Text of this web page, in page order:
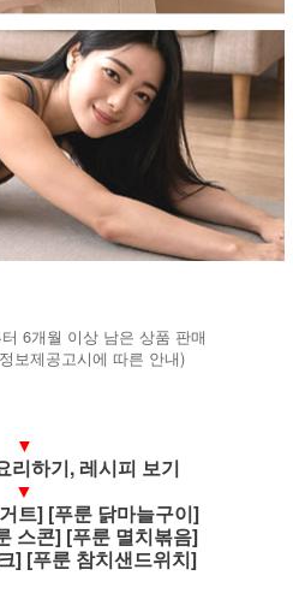
6개월 이상 남은 상품 판매
보제공고시에 따른 안내)
▼
리하기, 레시피 보기
▼
트] [푸룬 닭마늘구이]
스콘] [푸룬 멸치볶음]
] [푸룬 참치샌드위치]